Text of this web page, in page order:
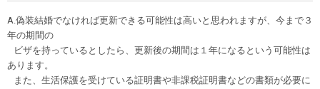
A.偽装結婚でなければ更新できる可能性は高いと思われますが、今まで３
年の期間の
ビザを持っているとしたら、更新後の期間は１年になるという可能性は
あります。
また、生活保護を受けている証明書や非課税証明書などの書類が必要に